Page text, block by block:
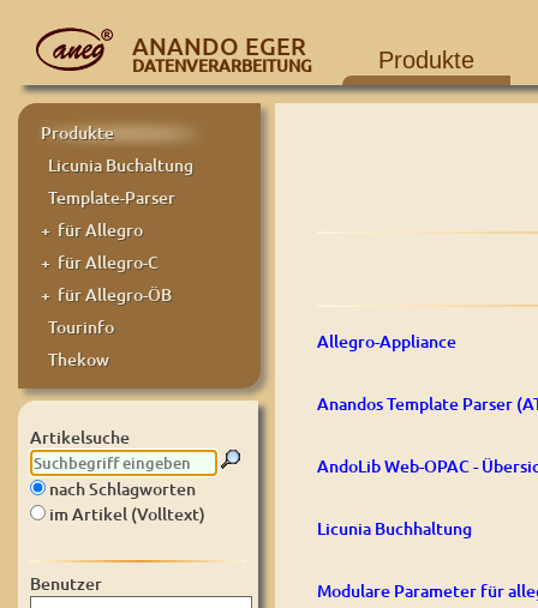
ANANDO EGER
DATENVERARBEITUNG Produkte
Produkte
Licunia Buchaltung
Template-Parser
+ für Allegro
+ für Allegro-C
+ für Allegro-ÖB
Tourinfo
Thekow
Artikelsuche
nach Schlagworten
im Artikel (Volltext)
Benutzer
Allegro-Appliance
Anandos Template Parser
AndoLib Web-OPAC -
Licunia Buchhaltung
Modulare Parameter für